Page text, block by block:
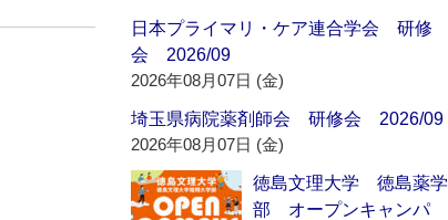
日本プライマリ・ケア連合学会 研修
会 2026/09
2026年08月07日 (金)
埼玉県病院薬剤師会 研修会 2026/09
2026年08月07日 (金)
徳島文理大学 徳島薬学
部 オープンキャンパ